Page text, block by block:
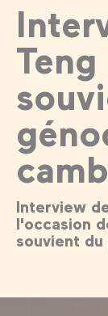
Interview
l'occasion
souvient